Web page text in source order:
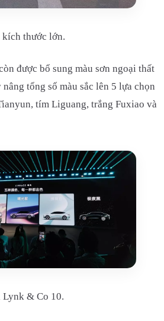
thước lớn.
được bổ sung màu sơn ngoại thất
tổng số màu sắc lên 5 lựa chọn
tím Liguang, trắng Fuxiao và
Lynk & Co 10.